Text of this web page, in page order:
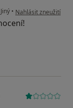
Jiný • podle názoru
Nahlásit zneužití